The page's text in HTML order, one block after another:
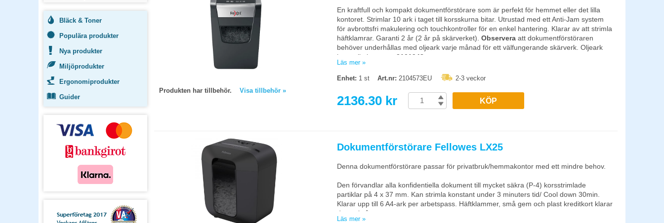
Bläck & Toner
Populära produkter
Nya produkter
Miljöprodukter
Ergonomiprodukter
Guider
Produkten har tillbehör. Visa tillbehör »
En kraftfull och kompakt dokumentförstörare som är perfekt för hemmet eller det lilla
kontoret. Strimlar 10 ark i taget till korsskurna bitar. Utrustad med ett Anti-Jam system
för avbrottsfri makulering och touchkontroller för en enkel hantering. Klarar av att strimla
häftklamrar. Garanti 2 år (2 år på skärverket). Observera att dokumentförstöraren
behöver underhållas med oljeark varje månad för ett välfungerande skärverk. Oljeark
har artikelnummer 2101948
Säkerhetsklass: P-4 (4 x 30mm) korsskärning
Mått (HxBxD): 375x255x370mm
Vikt: 6,5kg
Läs mer »
Enhet: 1 st Art.nr: 2104573EU 2-3 veckor
2136.30 kr KÖP
Dokumentförstörare Fellowes LX25
Denna dokumentförstörare passar för privatbruk/hemmakontor med ett mindre behov.
Den förvandlar alla konfidentiella dokument till mycket säkra (P-4) korsstrimlade
partiklar på 4 x 37 mm. Kan strimla konstant under 3 minuters tid/ Cool down 30min.
Klarar upp till 6 A4-ark per arbetspass. Häftklammer, små gem och plast kreditkort klarar
den också av.
Läs mer »